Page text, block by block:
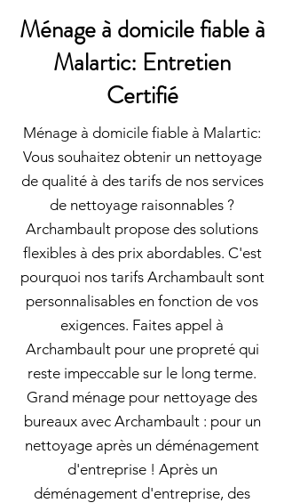
Ménage à domicile fiable à
Malartic: Entretien
Certifié
Ménage à domicile fiable à Malartic:
Vous souhaitez obtenir un nettoyage
de qualité à des tarifs de nos services
de nettoyage raisonnables ?
Archambault propose des solutions
flexibles à des prix abordables. C'est
pourquoi nos tarifs Archambault sont
personnalisables en fonction de vos
exigences. Faites appel à
Archambault pour une propreté qui
reste impeccable sur le long terme.
Grand ménage pour nettoyage des
bureaux avec Archambault : pour un
nettoyage après un déménagement
d'entreprise ! Après un
déménagement d'entreprise, des